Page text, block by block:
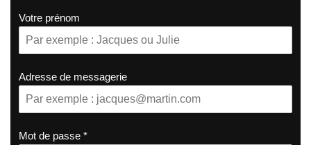
Votre prénom
Adresse de messagerie
Mot de passe *